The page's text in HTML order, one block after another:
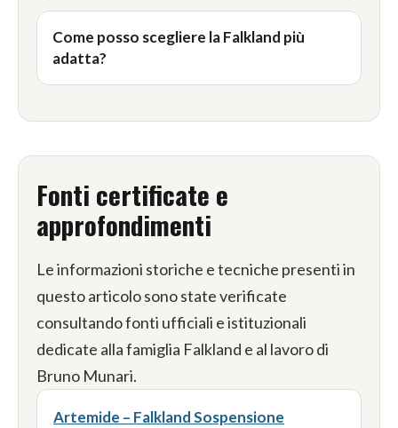
Come posso scegliere la Falkland più
adatta?
Fonti certificate e
approfondimenti
Le informazioni storiche e tecniche presenti in
questo articolo sono state verificate
consultando fonti ufficiali e istituzionali
dedicate alla famiglia Falkland e al lavoro di
Bruno Munari.
Artemide – Falkland Sospensione